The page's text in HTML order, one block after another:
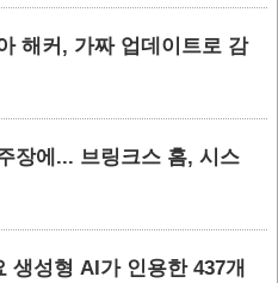
해커, 가짜 업데이트로 감
장에... 브링크스 홈, 시스
생성형 AI가 인용한 437개